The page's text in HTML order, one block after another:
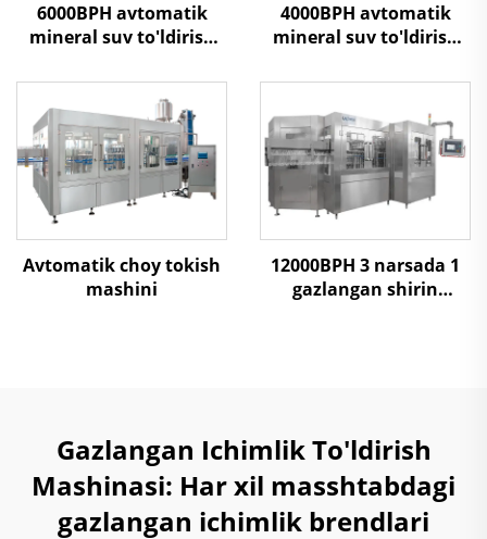
6000BPH avtomatik
mineral suv to'ldirish
4000BPH avtomatik
mineral suv to'ldirish
Avtomatik choy tokish
mashini
12000BPH 3 narsada 1
gazlangan shirin
Gazlangan Ichimlik To'ldirish
Mashinasi: Har xil masshtabdagi
gazlangan ichimlik brendlari